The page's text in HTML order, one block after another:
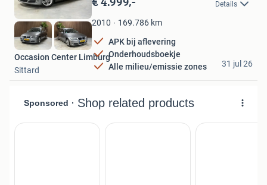
Mijn
Favorieten
Details
2010 169.786 km
APK bij aflevering
Onderhoudsboekje
Alle milieu/emissie zones
Occasion Center Limburg
Sittard
31 jul 26